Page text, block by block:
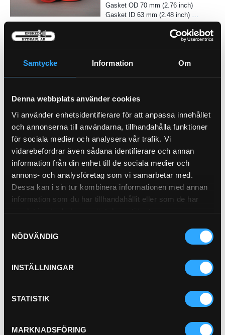
Samtycke Information Om
Denna webbplats använder cookies
Vi använder enhetsidentifierare för att anpassa innehållet
och annonserna till användarna, tillhandahålla funktioner
för sociala medier och analysera vår trafik. Vi
vidarebefordrar även sådana identifierare och annan
information från din enhet till de sociala medier och
annons- och analysföretag som vi samarbetar med.
Dessa kan i sin tur kombinera informationen med annan
information som du har tillhandahållit eller som de har
NÖDVÄNDIG
INSTÄLLNINGAR
STATISTIK
MARKNADSFÖRING
Gasket OD 70 mm (2.76 inch)
Gasket ID 63 mm (2.48 inch)
Pris exkl. 646.00
21-M21
21-8666